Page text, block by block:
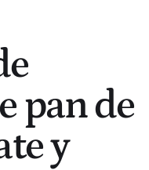
pan de
y